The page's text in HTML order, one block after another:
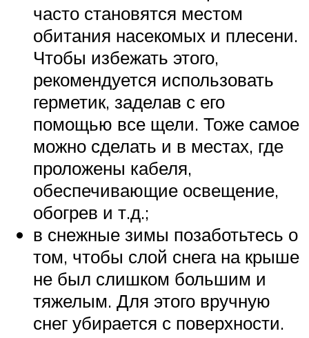
часто становятся местом
обитания насекомых и плесени.
Чтобы избежать этого,
рекомендуется использовать
герметик, заделав с его
помощью все щели. Тоже самое
можно сделать и в местах, где
проложены кабеля,
обеспечивающие освещение,
обогрев и т.д.;
в снежные зимы позаботьтесь о
том, чтобы слой снега на крыше
не был слишком большим и
тяжелым. Для этого вручную
снег убирается с поверхности.